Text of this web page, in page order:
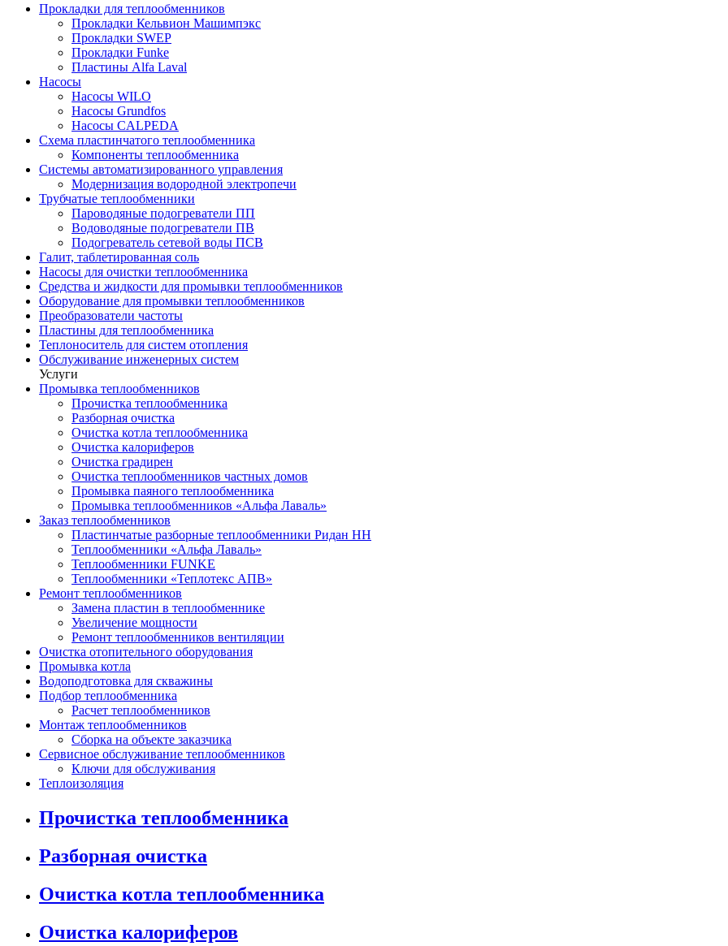
Прокладки для теплообменников
Прокладки Кельвион Машимпэкс
Прокладки SWEP
Прокладки Funke
Пластины Alfa Laval
Насосы
Насосы WILO
Насосы Grundfos
Насосы CALPEDA
Схема пластинчатого теплообменника
Компоненты теплообменника
Системы автоматизированного управления
Модернизация водородной электропечи
Трубчатые теплообменники
Пароводяные подогреватели ПП
Водоводяные подогреватели ПВ
Подогреватель сетевой воды ПСВ
Галит, таблетированная соль
Насосы для очистки теплообменника
Средства и жидкости для промывки теплообменников
Оборудование для промывки теплообменников
Преобразователи частоты
Пластины для теплообменника
Теплоноситель для систем отопления
Обслуживание инженерных систем
Услуги
Промывка теплообменников
Прочистка теплообменника
Разборная очистка
Очистка котла теплообменника
Очистка калориферов
Очистка градирен
Очистка теплообменников частных домов
Промывка паяного теплообменника
Промывка теплообменников «Альфа Лаваль»
Заказ теплообменников
Пластинчатые разборные теплообменники Ридан НН
Теплообменники «Альфа Лаваль»
Теплообменники FUNKE
Теплообменники «Теплотекс АПВ»
Ремонт теплообменников
Замена пластин в теплообменнике
Увеличение мощности
Ремонт теплообменников вентиляции
Очистка отопительного оборудования
Промывка котла
Водоподготовка для скважины
Подбор теплообменника
Расчет теплообменников
Монтаж теплообменников
Сборка на объекте заказчика
Сервисное обслуживание теплообменников
Ключи для обслуживания
Теплоизоляция
Прочистка теплообменника
Разборная очистка
Очистка котла теплообменника
Очистка калориферов